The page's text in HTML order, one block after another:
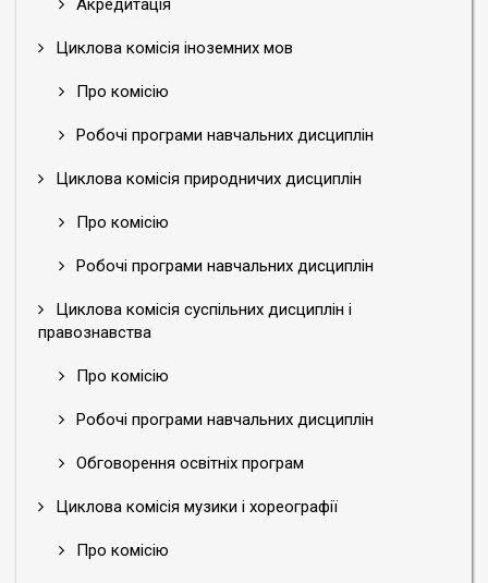
Акредитація
Циклова комісія іноземних мов
Про комісію
Робочі програми навчальних дисциплін
Циклова комісія природничих дисциплін
Про комісію
Робочі програми навчальних дисциплін
Циклова комісія суспільних дисциплін і
правознавства
Про комісію
Робочі програми навчальних дисциплін
Обговорення освітніх програм
Циклова комісія музики і хореографії
Про комісію